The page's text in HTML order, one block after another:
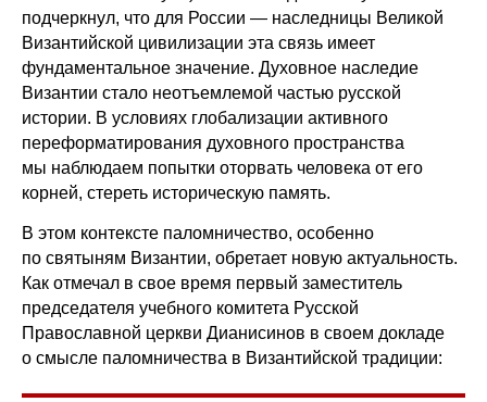
подчеркнул, что для России — наследницы Великой
Византийской цивилизации эта связь имеет
фундаментальное значение. Духовное наследие
Византии стало неотъемлемой частью русской
истории. В условиях глобализации активного
переформатирования духовного пространства
мы наблюдаем попытки оторвать человека от его
корней, стереть историческую память.
В этом контексте паломничество, особенно
по святыням Византии, обретает новую актуальность.
Как отмечал в свое время первый заместитель
председателя учебного комитета Русской
Православной церкви Дианисинов в своем докладе
о смысле паломничества в Византийской традиции: